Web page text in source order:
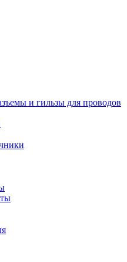
и гильзы для проводов